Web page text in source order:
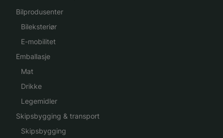
Bilprodusenter
Bileksteriør
E-mobilitet
Emballasje
Mat
Drikke
Legemidler
Skipsbygging & transport
Skipsbygging